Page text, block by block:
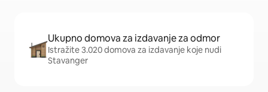
Ukupno domova za izdavanje za odmor
Istražite 3.020 domova za izdavanje koje nudi
Stavanger